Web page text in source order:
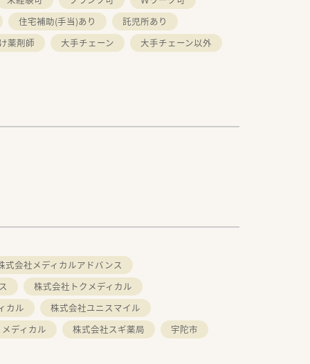
住宅補助(手当)あり
託児所あり
薬剤師 大手チェーン
大手チェーン以外
式会社メディカルアドバンス
株式会社トクメディカル
カル
株式会社ユニスマイル
ディカル 株式会社スギ薬局
宇陀市